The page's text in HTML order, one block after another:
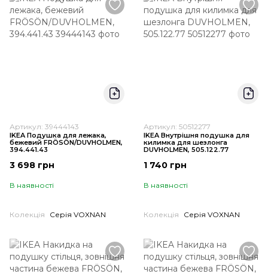
Артикул: 39444143
IKEA Подушка для лежака,
бежевий FRÖSÖN/DUVHOLMEN,
394.441.43
3 698 грн
В наявності
Колекція Серія VOXNAN
Артикул: 50512277
IKEA Внутрішня подушка для
килимка для шезлонга
DUVHOLMEN, 505.122.77
1 740 грн
В наявності
Колекція Серія VOXNAN